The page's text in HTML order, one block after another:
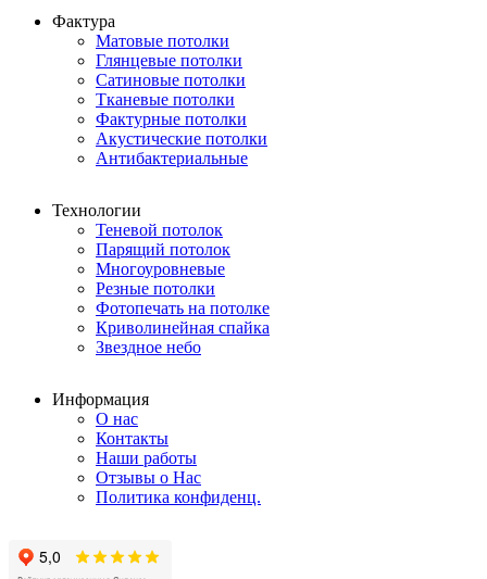
Фактура
Матовые потолки
Глянцевые потолки
Сатиновые потолки
Тканевые потолки
Фактурные потолки
Акустические потолки
Антибактериальные
Технологии
Теневой потолок
Парящий потолок
Многоуровневые
Резные потолки
Фотопечать на потолке
Криволинейная спайка
Звездное небо
Информация
О нас
Контакты
Наши работы
Отзывы о Нас
Политика конфиденц.